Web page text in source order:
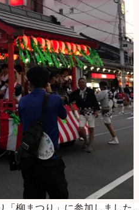
「柳まつり」に参加しました